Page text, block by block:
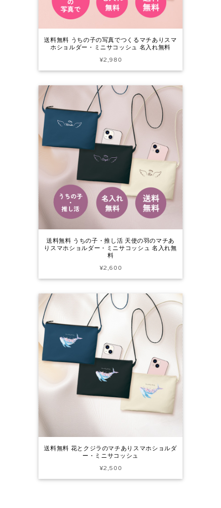
送料無料 うちの子の写真でつくるマチありスマ
ホショルダー・ミニサコッシュ 名入れ無料
¥2,980
送料無料 うちの子・推し活 天使の羽のマチあ
りスマホショルダー・ミニサコッシュ 名入れ無
料
¥2,600
送料無料 花とクジラのマチありスマホショルダ
ー・ミニサコッシュ
¥2,500